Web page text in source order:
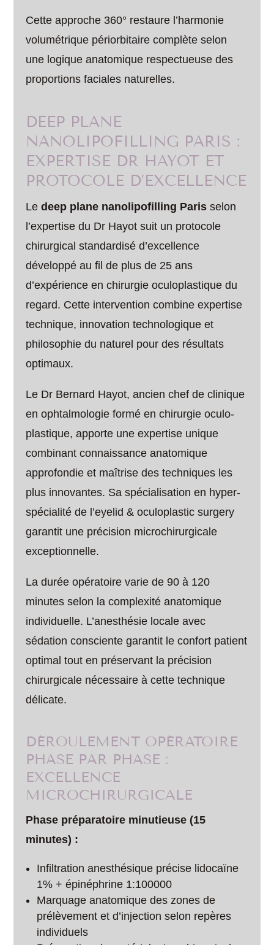
Cette approche 360° restaure l’harmonie
volumétrique périorbitaire complète selon
une logique anatomique respectueuse des
proportions faciales naturelles.
DEEP PLANE
NANOLIPOFILLING PARIS :
EXPERTISE DR HAYOT ET
PROTOCOLE D’EXCELLENCE
Ledeep plane nanolipofilling Paris selon
l’expertise du Dr Hayot suit un protocole
chirurgical standardisé d’excellence
développé au fil de plus de 25 ans
d’expérience en chirurgie oculoplastique du
regard. Cette intervention combine expertise
technique, innovation technologique et
philosophie du naturel pour des résultats
optimaux.
Le Dr Bernard Hayot, ancien chef de clinique
en ophtalmologie formé en chirurgie oculo-
plastique, apporte une expertise unique
combinant connaissance anatomique
approfondie et maîtrise des techniques les
plus innovantes. Sa spécialisation en hyper-
spécialité de l’eyelid & oculoplastic surgery
garantit une précision microchirurgicale
exceptionnelle.
La durée opératoire varie de 90 à 120
minutes selon la complexité anatomique
individuelle. L’anesthésie locale avec
sédation consciente garantit le confort patient
optimal tout en préservant la précision
chirurgicale nécessaire à cette technique
délicate.
DÉROULEMENT OPÉRATOIRE
PHASE PAR PHASE :
EXCELLENCE
MICROCHIRURGICALE
Phase préparatoire minutieuse (15
minutes) :
Infiltration anesthésique précise lidocaïne
1% + épinéphrine 1:100000
Marquage anatomique des zones de
prélèvement et d’injection selon repères
individuels